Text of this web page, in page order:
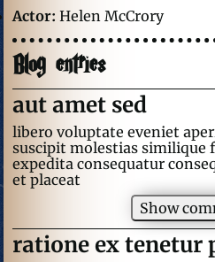
Actor: Helen McCrory
Blog entries
aut amet sed
libero voluptate eveniet
suscipit molestias similique
expedita consequatur
et placeat
Show
ratione ex tenetur